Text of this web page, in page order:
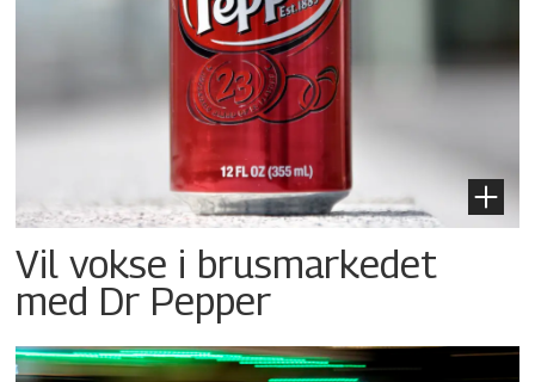
Vil vokse i brusmarkedet
med Dr Pepper